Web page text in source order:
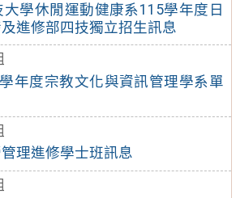
學休閒運動健康系115學年度日
進修部四技獨立招生訊息
年度宗教文化與資訊管理學系單
理進修學士班訊息